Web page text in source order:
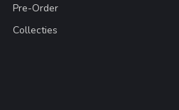
Pre-Order
Collecties